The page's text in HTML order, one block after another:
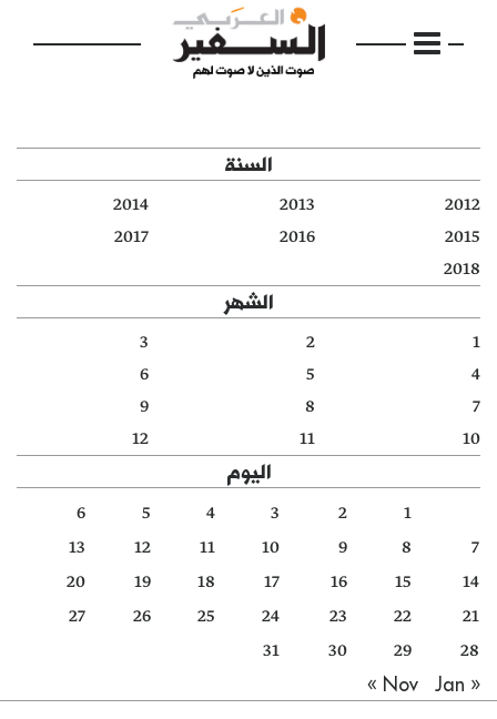
الرئيسية
مواضيع
دفاتر
الأرشيف
السنة
2012
2013
2014
2015
2016
2017
2018
الشهر
1
2
3
4
5
6
7
8
9
10
11
12
اليوم
1
2
3
4
5
6
7
8
9
10
11
12
13
14
15
16
17
18
19
20
21
22
23
24
25
26
27
28
29
30
31
« Nov
Jan »